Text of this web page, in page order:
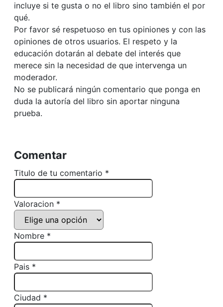
incluye si te gusta o no el libro sino también el por
qué.
Por favor sé respetuoso en tus opiniones y con las
opiniones de otros usuarios. El respeto y la
educación dotarán al debate del interés que
merece sin la necesidad de que intervenga un
moderador.
No se publicará ningún comentario que ponga en
duda la autoría del libro sin aportar ninguna
prueba.
Comentar
Titulo de tu comentario *
Valoracion *
Nombre *
Pais *
Ciudad *